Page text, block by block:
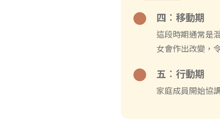
四︰移動期
這段時期通常是
女會作出改變，
五︰行動期
家庭成員開始協